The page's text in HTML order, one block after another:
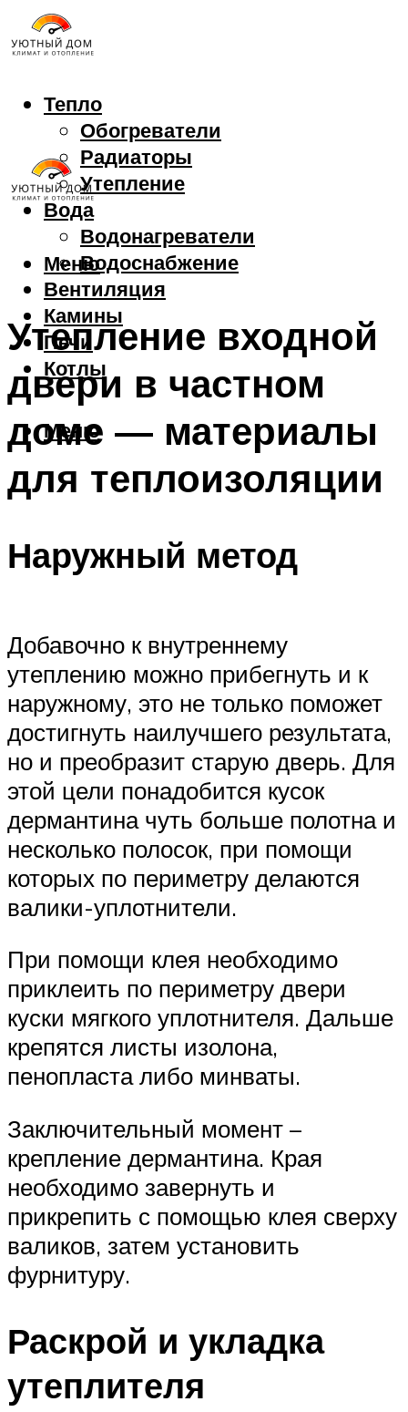
Тепло
Обогреватели
Радиаторы
Утепление
Вода
Водонагреватели
Водоснабжение
Вентиляция
Камины
Печи
Котлы
Меню
Меню
Утепление входной
двери в частном
доме — материалы
для теплоизоляции
Наружный метод
Добавочно к внутреннему
утеплению можно прибегнуть и к
наружному, это не только поможет
достигнуть наилучшего результата,
но и преобразит старую дверь. Для
этой цели понадобится кусок
дермантина чуть больше полотна и
несколько полосок, при помощи
которых по периметру делаются
валики-уплотнители.
При помощи клея необходимо
приклеить по периметру двери
куски мягкого уплотнителя. Дальше
крепятся листы изолона,
пенопласта либо минваты.
Заключительный момент –
крепление дермантина. Края
необходимо завернуть и
прикрепить с помощью клея сверху
валиков, затем установить
фурнитуру.
Раскрой и укладка
утеплителя